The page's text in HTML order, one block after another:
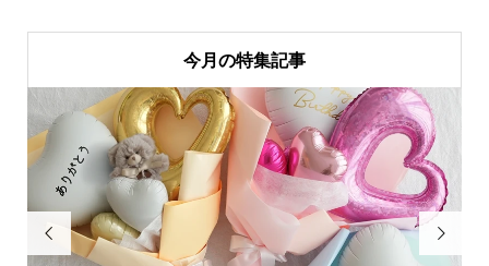
今月の特集記事
 